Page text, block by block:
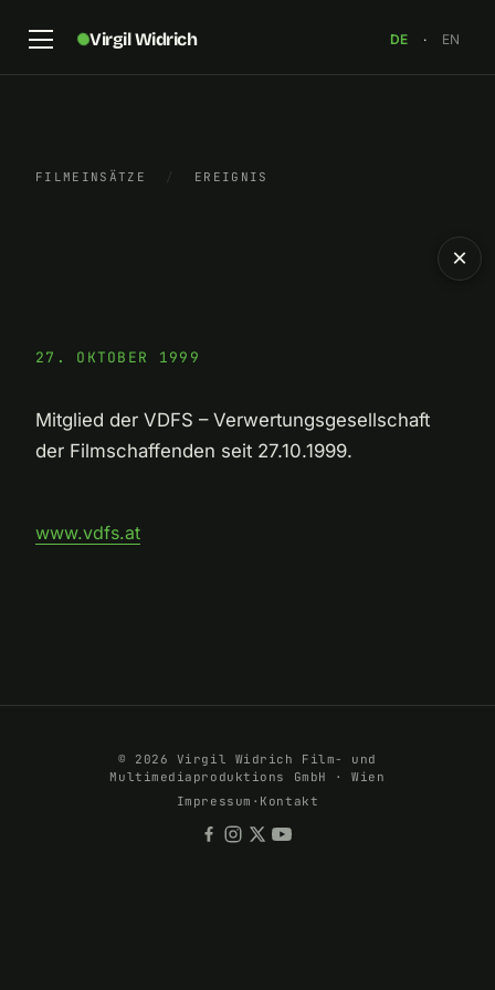
Virgil Widrich DE · EN
FILMEINSÄTZE / EREIGNIS
27. OKTOBER 1999
Mitglied der VDFS – Verwertungsgesellschaft
der Filmschaffenden seit 27.10.1999.
www.vdfs.at
×
© 2026 Virgil Widrich Film- und
Multimediaproduktions GmbH · Wien
Impressum · Kontakt